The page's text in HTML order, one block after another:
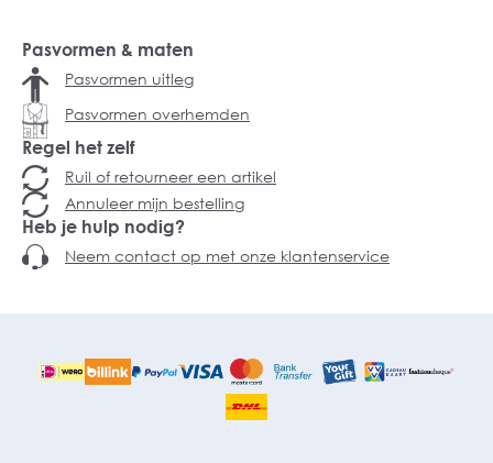
Pasvormen & maten
Pasvormen uitleg
Pasvormen overhemden
Regel het zelf
Ruil of retourneer een artikel
Annuleer mijn bestelling
Heb je hulp nodig?
Neem contact op met onze klantenservice